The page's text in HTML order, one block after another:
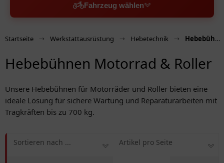
Fahrzeug wählen
Startseite Werkstattausrüstung Hebetechnik Hebebühnen Motorrad & Roller
Hebebühnen Motorrad & Roller
Unsere Hebebühnen für Motorräder und Roller bieten eine
ideale Lösung für sichere Wartung und Reparaturarbeiten mit
Tragkräften bis zu 700 kg.
Sortieren nach ... Artikel pro Seite